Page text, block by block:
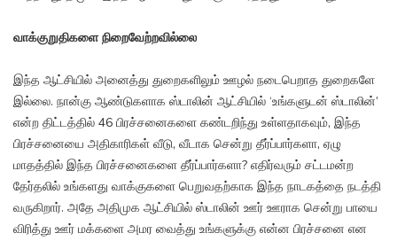
வாக்குறுதிகளை நிறைவேற்றவில்லை
இந்த ஆட்சியில் அனைத்து துறைகளிலும் ஊழல் நடைபெறாத துறைகளே
இல்லை. நான்கு ஆண்டுகளாக ஸ்டாலின் ஆட்சியில் ‘உங்களுடன் ஸ்டாலின்’
என்ற திட்டத்தில் 46 பிரச்சனைகளை கண்டறிந்து உள்ளதாகவும், இந்த
பிரச்சனையை அதிகாரிகள் வீடு, வீடாக சென்று தீர்ப்பார்களா, ஏழு
மாதத்தில் இந்த பிரச்சனைகளை தீர்ப்பார்களா? எதிர்வரும் சட்டமன்ற
தேர்தலில் உங்களது வாக்குகளை பெறுவதற்காக இந்த நாடகத்தை நடத்தி
வருகிறார். அதே அதிமுக ஆட்சியில் ஸ்டாலின் ஊர் ஊராக சென்று பாயை
விரித்து ஊர் மக்களை அமர வைத்து உங்களுக்கு என்ன பிரச்சனை என